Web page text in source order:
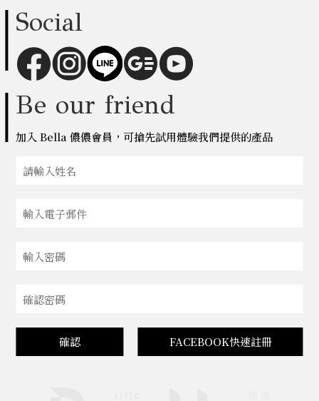
Social
Be our friend
加入 Bella 儂儂會員，可搶先試用體驗我們提供的產品
確認 FACEBOOK快速註冊